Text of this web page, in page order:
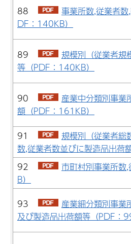
88
事業所数,従業者
DF：140KB）
89
規模別（従業者規
等（PDF：140KB）
90
産業中分類別事業
額（PDF：161KB）
91
規模別（従業者総
数,従業者数並びに製造品出荷
92
市町村別事業所
B）
93
産業細分類別事業
及び製造品出荷額等（PDF：